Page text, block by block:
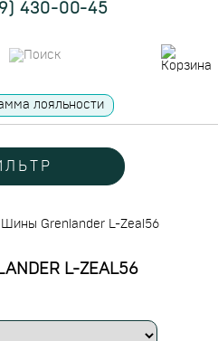
430-00-45
лояльности
Шины Grenlander L-Zeal56
L-ZEAL56